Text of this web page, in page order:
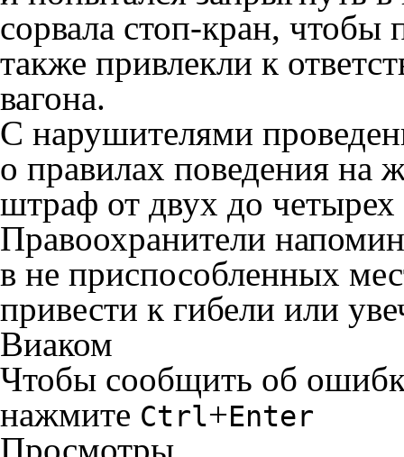
сорвала стоп-кран, чтобы
также привлекли к
вагона.
С нарушителями
о правилах поведения на
штраф от двух до четырех
Правоохранители
в не приспособленных
привести к гибели или
Виаком
Чтобы сообщить об
нажмите Ctrl+Enter